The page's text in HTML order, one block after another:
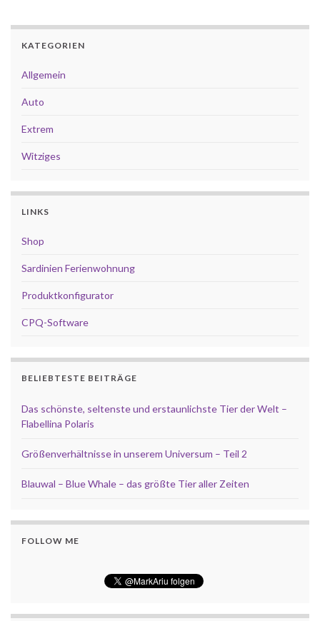
KATEGORIEN
Allgemein
Auto
Extrem
Witziges
LINKS
Shop
Sardinien Ferienwohnung
Produktkonfigurator
CPQ-Software
BELIEBTESTE BEITRÄGE
Das schönste, seltenste und erstaunlichste Tier der Welt –
Flabellina Polaris
Größenverhältnisse in unserem Universum – Teil 2
Blauwal – Blue Whale – das größte Tier aller Zeiten
FOLLOW ME